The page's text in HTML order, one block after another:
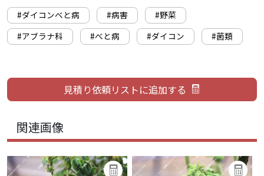
#ダイコンべと病 #病害
#野菜
#アブラナ科
#べと病 #ダイコン #菌類
関連画像